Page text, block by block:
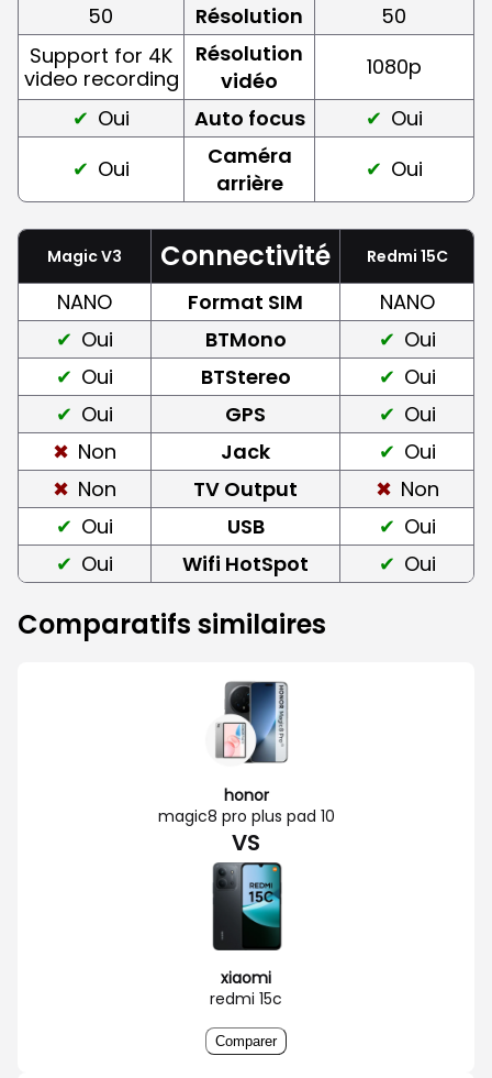
50
Résolution
50
Support for 4K
video recording
Résolution
vidéo
1080p
Oui
Auto focus
Oui
Oui
Caméra
arrière
Oui
Magic V3 Connectivité Redmi 15C
NANO Format SIM
NANO
Oui
BTMono
Oui
Oui
BTStereo
Oui
Oui
GPS
Oui
Non
Jack
Oui
Non
TV Output
Non
Oui
USB
Oui
Oui
Wifi HotSpot Oui
Comparatifs similaires
honor
magic8 pro plus pad 10
VS
xiaomi
redmi 15c
Comparer